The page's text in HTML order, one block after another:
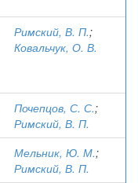
Римский, В. П.;
Ковальчук, О. В.
Почепцов, С. С.;
Римский, В. П.
Мельник, Ю. М.;
Римский, В. П.